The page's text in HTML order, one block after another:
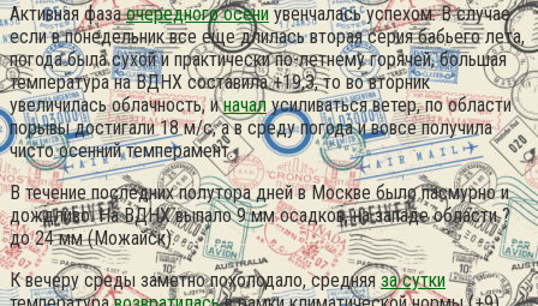
Активная фазаочередного осениувенчалась успехом. В случае
если в понедельник все еще длилась вторая серия бабьего лета,
погода была сухой и практически по-летнему горячей, большая
температура на ВДНХ составила +19,3, то во вторник
увеличилась облачность, иначалусиливаться ветер, по области
порывы достигали 18 м/с, а в среду погода и вовсе получила
чисто осенний темперамент.
В течение последних полутора дней в Москве было пасмурно и
дождливо. На ВДНХ выпало 9 мм осадков, на западе области ?
до 24 мм (Можайск).
К вечеру среды заметно похолодало, средняя за сутки